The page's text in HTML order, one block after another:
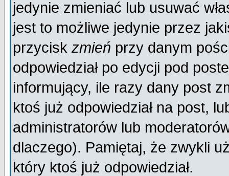
jedynie zmieniać lub usuwać
jest to możliwe jedynie przez
przycisk zmień przy danym
odpowiedział po edycji pod
informujący, ile razy dany post
ktoś już odpowiedział na post,
administratorów lub
dlaczego). Pamiętaj, że zwykli
który ktoś już odpowiedział.